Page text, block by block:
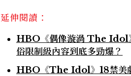
延伸閱讀：
HBO《偶像漩渦 The Idol
俗限制級內容到底多勁爆？
HBO《The Idol》18禁美